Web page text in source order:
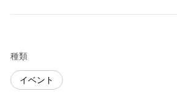
種類
イベント